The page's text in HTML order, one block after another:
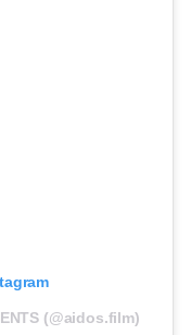
(@aidos.film)